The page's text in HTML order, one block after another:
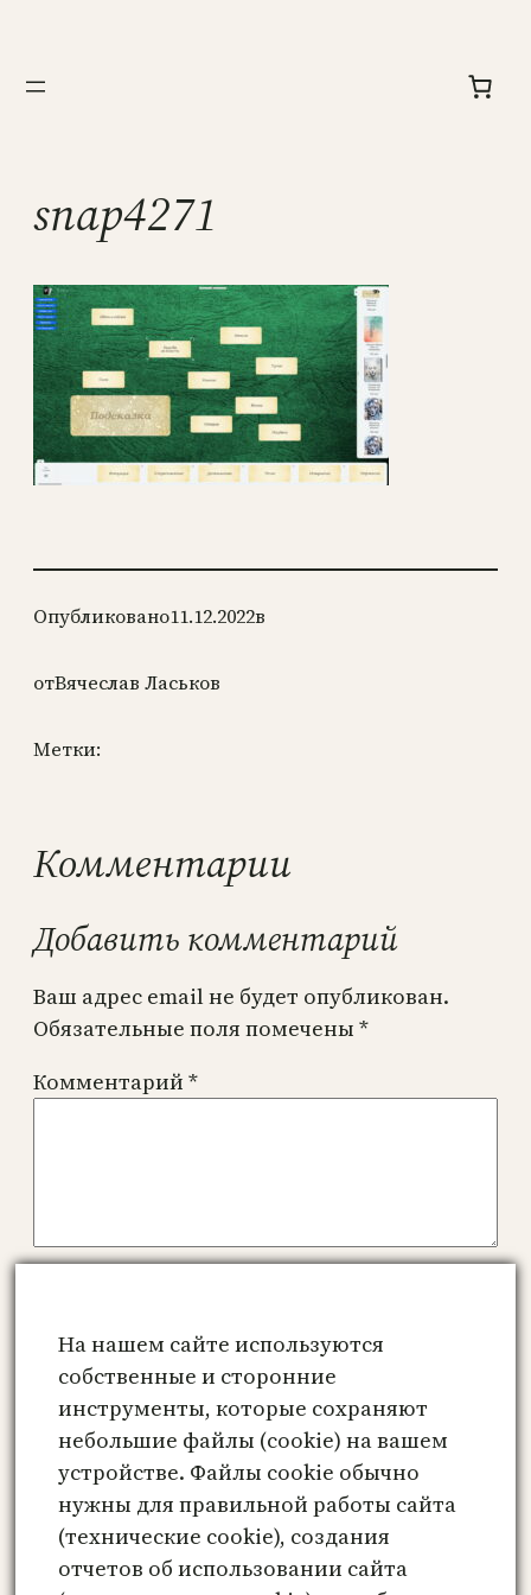
содержимому
snap4271
Опубликовано11.12.2022в
отВячеслав Ласьков
Метки:
Комментарии
Добавить комментарий
Ваш адрес email не будет опубликован.
Обязательные поля помечены *
Комментарий *
Email*
Сайт
Сохранить моё имя, email и адрес сайта
в этом браузере для последующих моих
На нашем сайте используются
собственные и сторонние
инструменты, которые сохраняют
небольшие файлы (cookie) на вашем
устройстве. Файлы cookie обычно
нужны для правильной работы сайта
(технические cookie), создания
отчетов об использовании сайта